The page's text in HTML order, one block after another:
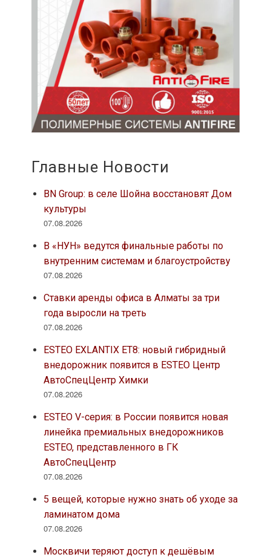
Главные Новости
BN Group: в селе Шойна восстановят Дом
культуры
07.08.2026
В «НУН» ведутся финальные работы по
внутренним системам и благоустройству
07.08.2026
Ставки аренды офиса в Алматы за три
года выросли на треть
07.08.2026
ESTEO EXLANTIX ET8: новый гибридный
внедорожник появится в ESTEO Центр
АвтоСпецЦентр Химки
07.08.2026
ESTEO V-серия: в России появится новая
линейка премиальных внедорожников
ESTEO, представленного в ГК
АвтоСпецЦентр
07.08.2026
5 вещей, которые нужно знать об уходе за
ламинатом дома
07.08.2026
Москвичи теряют доступ к дешёвым